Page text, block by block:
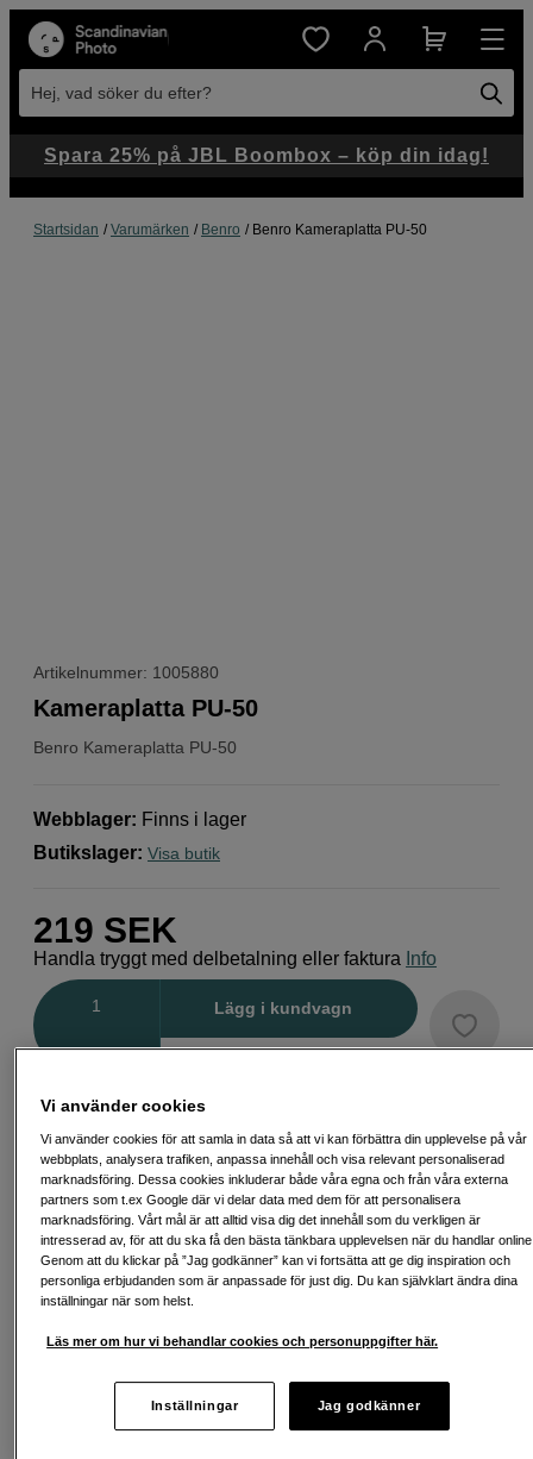
Hej, vad söker du efter?
Startsidan Varumärken Benro Benro Kameraplatta PU-50
Artikelnummer: 1005880
Benro Kameraplatta PU-50
Kameraplatta PU-50
Webblager: Finns i lager
Butikslager: Visa butik
219 SEK
Handla tryggt med delbetalning eller faktura Info
Lägg i kundvagn
Fri frakt vid köp över 1 500 kronor
Köp nu och betala inom 30 dagar
Personlig service och expertrådgivning
Spara 25% på JBL Boombox – köp din idag!
Vi använder cookies
Vi använder cookies för att samla in data så att vi kan förbättra din upplevelse på vår
webbplats, analysera trafiken, anpassa innehåll och visa relevant personaliserad
marknadsföring. Dessa cookies inkluderar både våra egna och från våra externa
partners som t.ex Google där vi delar data med dem för att personalisera
marknadsföring. Vårt mål är att alltid visa dig det innehåll som du verkligen är
intresserad av, för att du ska få den bästa tänkbara upplevelsen när du handlar
Genom att du klickar på ”Jag godkänner” kan vi fortsätta att ge dig inspiration och
personliga erbjudanden som är anpassade för just dig. Du kan självklart ändra dina
inställningar när som helst.
Läs mer om hur vi behandlar cookies och personuppgifter här.
Inställningar Jag godkänner